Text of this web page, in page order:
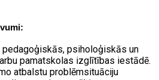
pedagoģiskās, psiholoģiskās un
pamatskolas izglītības iestādē.
atbalstu problēmsituāciju